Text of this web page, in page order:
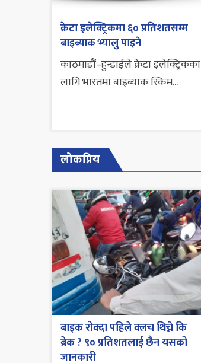
क्रेटा इलेक्ट्रिकमा ६० प्रतिशतसम्म
बाइब्याक भ्यालु पाइने
काठमाडौं–हुन्डाईले क्रेटा इलेक्ट्रिकका
लागि भारतमा बाइब्याक स्किम...
लोकप्रिय
बाइक रोक्दा पहिले क्लच थिच्ने कि
ब्रेक ? ९० प्रतिशतलाई छैन यसको
जानकारी